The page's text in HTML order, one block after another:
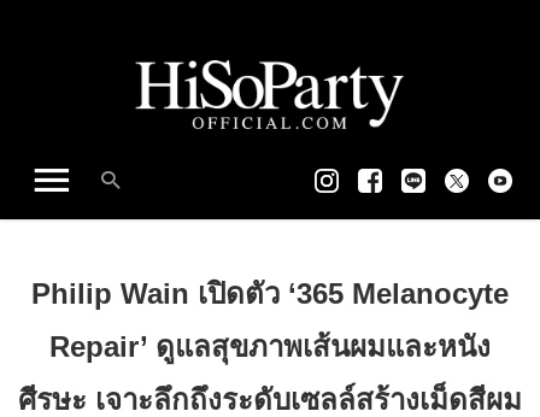
Philip Wain เปิดตัว ‘365 Melanocyte
Repair’ ดูแลสุขภาพเส้นผมและหนัง
ศีรษะ เจาะลึกถึงระดับเซลล์สร้างเม็ดสีผม